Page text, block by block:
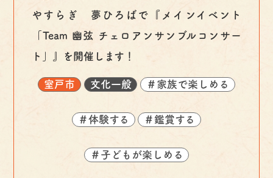
やすらぎ 夢ひろばで『メインイベント
「Team 幽弦 チェロアンサンブルコンサー
ト」』を開催します！
室戸市 文化一般 ＃家族で楽しめる
＃体験する ＃鑑賞する
＃子どもが楽しめる